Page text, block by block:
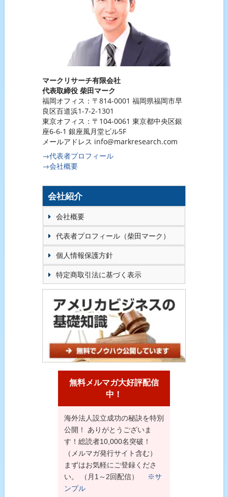
マークリサーチ有限会社
代表取締役 柴田マーク
福岡オフィス：〒814-0001 福岡県福岡市早
良区百道浜1-7-2-1301
東京オフィス：〒104-0061 東京都中央区銀
座6-6-1 銀座風月堂ビル5F
メールアドレス info@markresearch.com
→代表者プロフィール
→会社概要
会社紹介
会社概要
代表者プロフィール（柴田マーク）
個人情報保護方針
特定商取引法に基づく表示
無料メルマガ大好評配信
中！
海外法人設立成功の秘訣を特別
公開！ ありがとうございま
す！総読者10,000名突破！
（メルマガ発行サイト含む）
まずはお気軽にご登録くださ
い。 （月1～2回配信）
※サ
ンプル